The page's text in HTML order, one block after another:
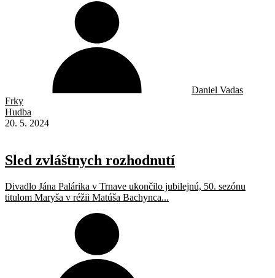
Daniel Vadas
Frky
Hudba
20. 5. 2024
Sled zvláštnych rozhodnutí
Divadlo Jána Palárika v Trnave ukončilo jubilejnú, 50. sezónu
titulom Maryša v réžii Matúša Bachynca...